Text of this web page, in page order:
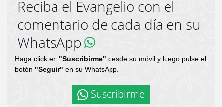
Reciba el Evangelio con el
comentario de cada día en su
WhatsApp
Haga click en "Suscribirme" desde su móvil y luego pulse el
botón "Seguir" en su WhatsApp.
Suscribirme